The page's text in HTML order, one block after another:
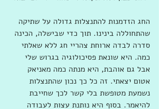
החג הזדמנות להתנצלות גדולה על שתיקה
שהתחוללה בינינו. תוך כדי שבישלה, הכינה
סדרה לבדה ארוחת צהריי חג ללא שאלתי
כמה. היא שונאת פסיכולוגיה בגרוש שלי
אבל גם אוהבת, היא מנתה כמה מאניאק
אטום יצאתי. זה כל כך נכון שהתנצלות
נשמעת מטופשת בלי קשר לכך שחייבת
להיאמר. בסוף היא נותנת עצות לעבודה